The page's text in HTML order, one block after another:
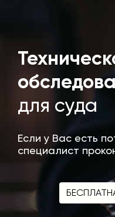
для суда
Если у Вас есть
специалист